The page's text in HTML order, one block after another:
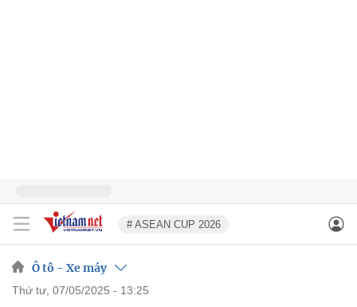
# ASEAN CUP 2026
Ô tô - Xe máy
thứ tư, 07/05/2025 - 13:25